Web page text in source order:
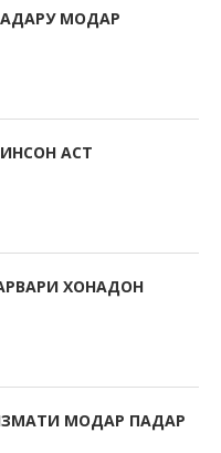
МОДАР
АСТ
ХОНАДОН
МОДАР ПАДАР